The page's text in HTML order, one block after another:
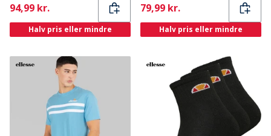
Current
94,99 kr.
Halv pris eller mindre
Current
79,99 kr.
Halv pris eller mindre